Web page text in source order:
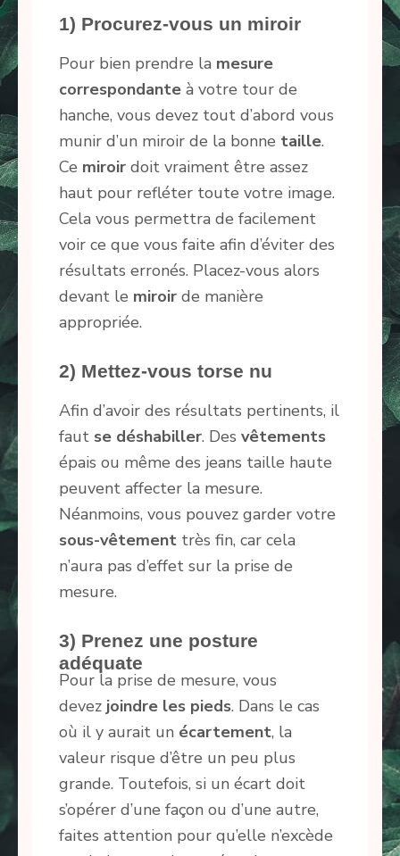
1) Procurez-vous un miroir
Pour bien prendre la mesure
correspondante à votre tour de
hanche, vous devez tout d’abord vous
munir d’un miroir de la bonne taille.
Ce miroir doit vraiment être assez
haut pour refléter toute votre image.
Cela vous permettra de facilement
voir ce que vous faite afin d’éviter des
résultats erronés. Placez-vous alors
devant le miroir de manière
appropriée.
2) Mettez-vous torse nu
Afin d’avoir des résultats pertinents, il
faut se déshabiller. Des vêtements
épais ou même des jeans taille haute
peuvent affecter la mesure.
Néanmoins, vous pouvez garder votre
sous-vêtement très fin, car cela
n’aura pas d’effet sur la prise de
mesure.
3) Prenez une posture
adéquate
Pour la prise de mesure, vous
devez joindre les pieds. Dans le cas
où il y aurait un écartement, la
valeur risque d’être un peu plus
grande. Toutefois, si un écart doit
s’opérer d’une façon ou d’une autre,
faites attention pour qu’elle n’excède